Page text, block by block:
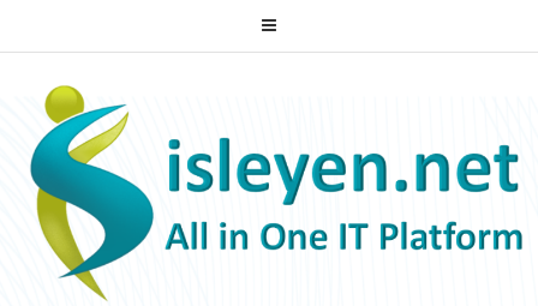
to
ISLEYEN.NET
All-in-One IT Platform